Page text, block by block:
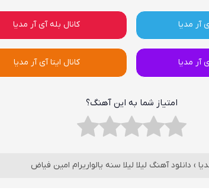
آر مدیا کانال بله آی آر مدیا
آر مدیا کانال ایتا آی آر مدیا
امتیاز شما به این آهنگ؟
› دانلود آهنگ لیلا لیلا سنه یالواریرام امین فیاض